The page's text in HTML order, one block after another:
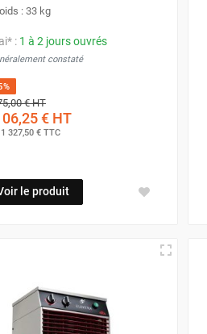
: 33 kg
: 1 à 2 jours ouvrés
constaté
€HT
€ HT
1 327,50 € TTC
le produit